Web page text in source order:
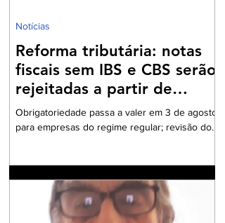
Reforma tributária: notas
fiscais sem IBS e CBS serão
rejeitadas a partir de
agosto
Obrigatoriedade passa a valer em 3 de agosto
para empresas do regime regular; revisão dos
Fazenda passará a rejeitar a emissão de NF-e
e NFC-e que não contenham o preenchimento
dos campos relativos ao Imposto sobre Bens e
Notícias